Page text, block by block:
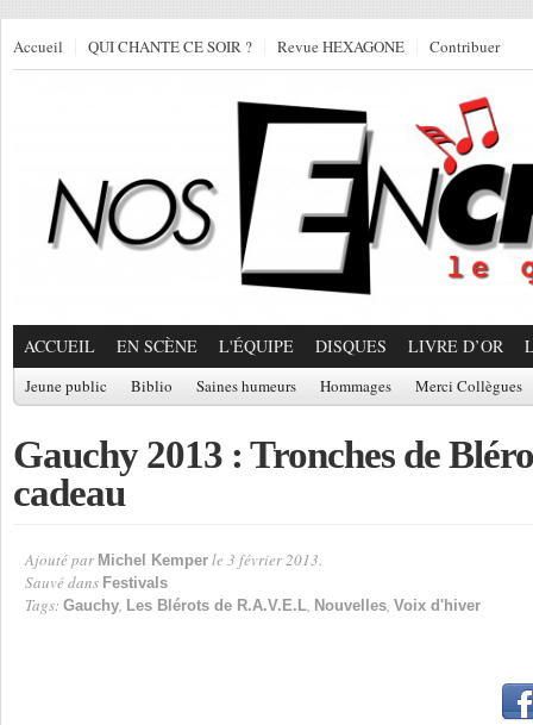
Accueil QUI CHANTE CE SOIR ? Revue HEXAGONE Contribuer
ACCUEIL EN SCÈNE L'ÉQUIPE DISQUES LIVRE D’OR
Jeune public Biblio Saines humeurs Hommages Merci Collègues
Gauchy 2013 : Tronches de
cadeau
Ajouté par Michel Kemper le 3 février 2013.
Sauvé dans Festivals
Tags: Gauchy, Les Blérots de R.A.V.E.L, Nouvelles, Voix d'hiver